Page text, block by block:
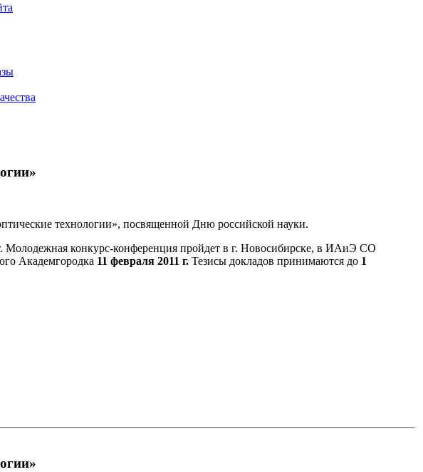
технологии», посвященной Дню российской науки.
Молодежная конкурс-конференция пройдет в г. Новосибирске, в ИАиЭ СО
Академгородка 11 февраля 2011 г. Тезисы докладов принимаются до 1